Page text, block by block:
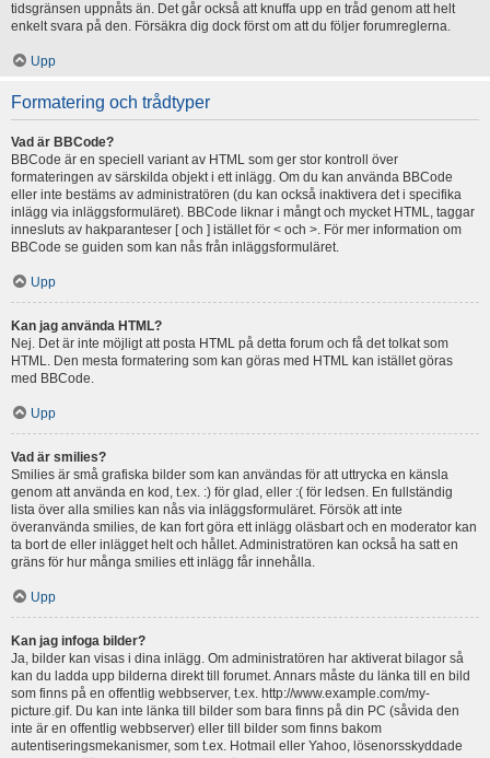
tidsgränsen uppnåts än. Det går också att knuffa upp en tråd genom att helt
enkelt svara på den. Försäkra dig dock först om att du följer forumreglerna.
Upp
Formatering och trådtyper
Vad är BBCode?
BBCode är en speciell variant av HTML som ger stor kontroll över
formateringen av särskilda objekt i ett inlägg. Om du kan använda BBCode
eller inte bestäms av administratören (du kan också inaktivera det i specifika
inlägg via inläggsformuläret). BBCode liknar i mångt och mycket HTML, taggar
innesluts av hakparanteser [ och ] istället för < och >. För mer information om
BBCode se guiden som kan nås från inläggsformuläret.
Upp
Kan jag använda HTML?
Nej. Det är inte möjligt att posta HTML på detta forum och få det tolkat som
HTML. Den mesta formatering som kan göras med HTML kan istället göras
med BBCode.
Upp
Vad är smilies?
Smilies är små grafiska bilder som kan användas för att uttrycka en känsla
genom att använda en kod, t.ex. :) för glad, eller :( för ledsen. En fullständig
lista över alla smilies kan nås via inläggsformuläret. Försök att inte
överanvända smilies, de kan fort göra ett inlägg oläsbart och en moderator kan
ta bort de eller inlägget helt och hållet. Administratören kan också ha satt en
gräns för hur många smilies ett inlägg får innehålla.
Upp
Kan jag infoga bilder?
Ja, bilder kan visas i dina inlägg. Om administratören har aktiverat bilagor så
kan du ladda upp bilderna direkt till forumet. Annars måste du länka till en bild
som finns på en offentlig webbserver, t.ex. http://www.example.com/my-
picture.gif. Du kan inte länka till bilder som bara finns på din PC (såvida den
inte är en offentlig webbserver) eller till bilder som finns bakom
autentiseringsmekanismer, som t.ex. Hotmail eller Yahoo, lösenorsskyddade